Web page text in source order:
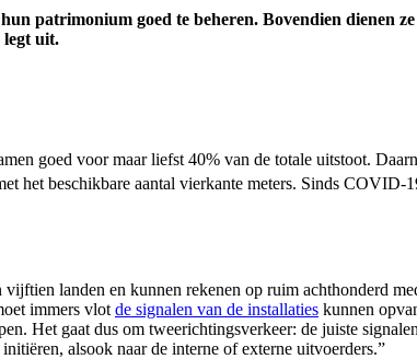
patrimonium goed te beheren. Bovendien dienen
legt uit.
goed voor maar liefst 40% van de totale uitstoot.
het beschikbare aantal vierkante meters. Sinds COVID-
landen en kunnen rekenen op ruim achthonderd
immers vlot de signalen van de installaties kunnen
Het gaat dus om tweerichtingsverkeer: de juiste
alsook naar de interne of externe uitvoerders.”